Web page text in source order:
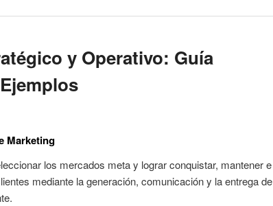
y Operativo: Guía
Marketing
los mercados meta y lograr conquistar, mantener e
mediante la generación, comunicación y la entrega de